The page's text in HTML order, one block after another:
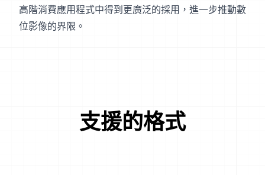
高階消費應用程式中得到更廣泛的採用，進一步推動數
位影像的界限。
支援的格式